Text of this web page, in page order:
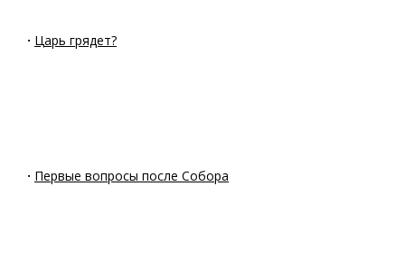
· Царь грядет?
· Первые вопросы после Собора